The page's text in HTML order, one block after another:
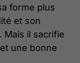
forme plus
et son
Mais il sacrifie
une bonne